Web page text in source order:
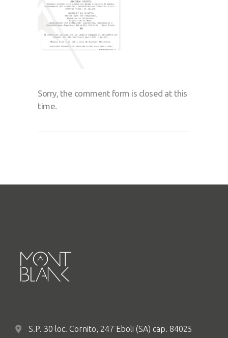
Sorry, the comment form is closed at this
time.
S.P. 30 loc. Cornito, 247 Eboli (SA) cap. 84025